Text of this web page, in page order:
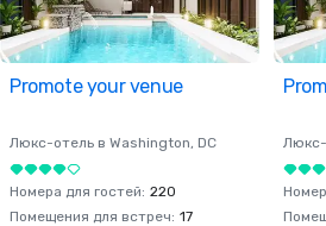
Promote your venue
Люкс-отель в Washington, DC
Номера для гостей: 220
Помещения для встреч: 17
Люкс-